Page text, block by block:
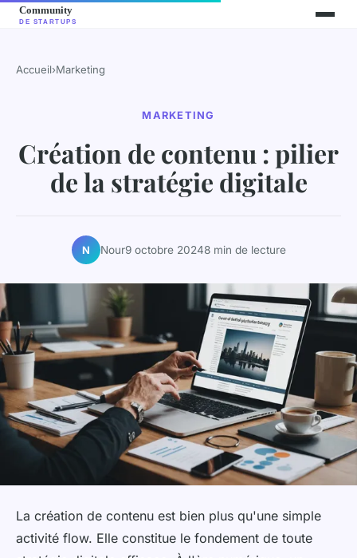
Accueil›Marketing
MARKETING
Création de contenu : pilier
de la stratégie digitale
N Nour9 octobre 20248 min de lecture
La création de contenu est bien plus qu'une simple
activité flow. Elle constitue le fondement de toute